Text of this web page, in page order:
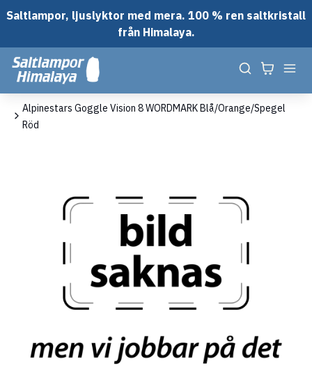
Saltlampor, ljuslyktor med mera. 100 % ren saltkristall
från Himalaya.
Alpinestars Goggle Vision 8 WORDMARK Blå/Orange/Spegel
Röd